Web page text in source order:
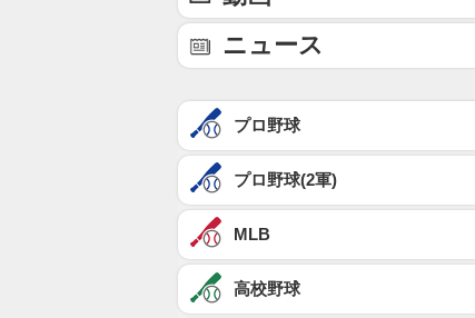
ニュース
プロ野球
プロ野球(2軍)
MLB
高校野球